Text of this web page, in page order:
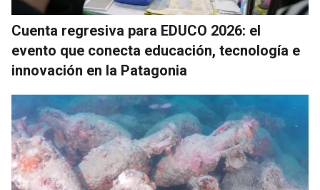
Cuenta regresiva para EDUCO 2026: el
evento que conecta educación, tecnología e
innovación en la Patagonia